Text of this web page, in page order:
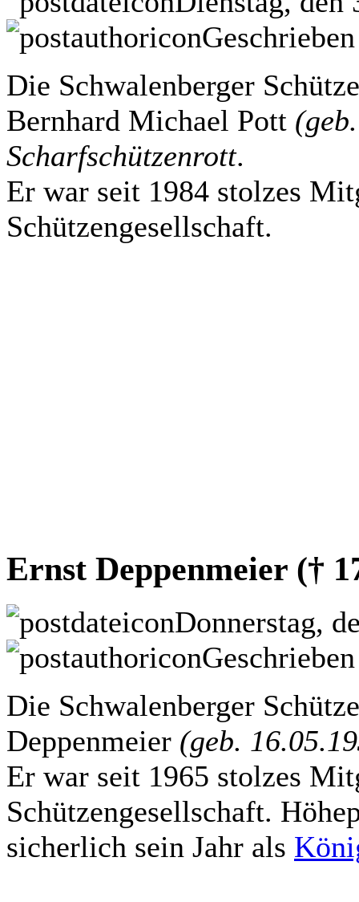
Die Schwalenberger
Bernhard Michael Pott
Scharfschützenrott.
Er war seit 1984 stolzes
Schützengesellschaft.
Ernst Deppenmeier (†
Donnerstag,
Die Schwalenberger
Deppenmeier (geb.
Er war seit 1965 stolzes
Schützengesellschaft.
sicherlich sein Jahr als